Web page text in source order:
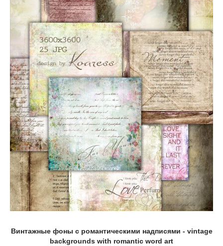
Винтажные фоны с романтическими надписями - vintage
backgrounds with romantic word art